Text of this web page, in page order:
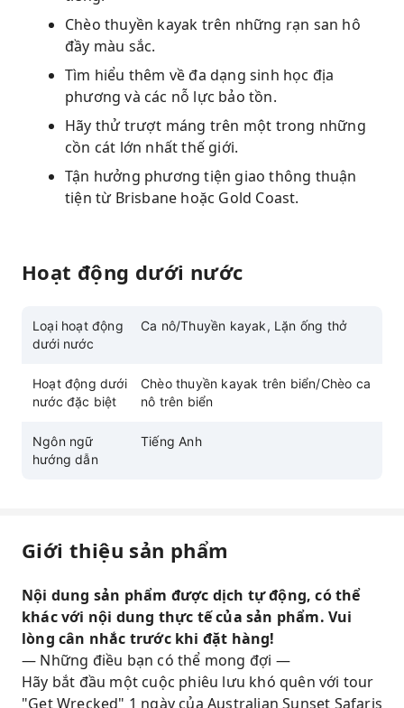
Chèo thuyền kayak trên những rạn san hô
đầy màu sắc.
Tìm hiểu thêm về đa dạng sinh học địa
phương và các nỗ lực bảo tồn.
Hãy thử trượt máng trên một trong những
cồn cát lớn nhất thế giới.
Tận hưởng phương tiện giao thông thuận
tiện từ Brisbane hoặc Gold Coast.
Hoạt động dưới nước
Loại hoạt động
dưới nước
Ca nô/Thuyền kayak, Lặn ống thở
Hoạt động dưới
nước đặc biệt
Chèo thuyền kayak trên biển/Chèo ca
nô trên biển
Ngôn ngữ
hướng dẫn
Tiếng Anh
Giới thiệu sản phẩm
Nội dung sản phẩm được dịch tự động, có thể
khác với nội dung thực tế của sản phẩm. Vui
lòng cân nhắc trước khi đặt hàng!
— Những điều bạn có thể mong đợi —
Hãy bắt đầu một cuộc phiêu lưu khó quên với tour
"Get Wrecked" 1 ngày của Australian Sunset Safaris